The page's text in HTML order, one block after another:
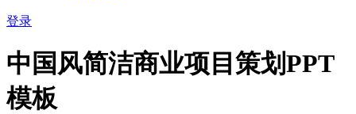
登录
中国风简洁商业项目策划PPT
模板